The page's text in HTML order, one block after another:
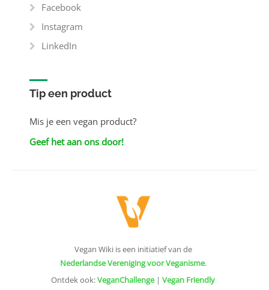
Facebook
Instagram
LinkedIn
Tip een product
Mis je een vegan product?
Geef het aan ons door!
Vegan Wiki is een initiatief van de
Nederlandse Vereniging voor Veganisme.
Ontdek ook:VeganChallenge| Vegan Friendly